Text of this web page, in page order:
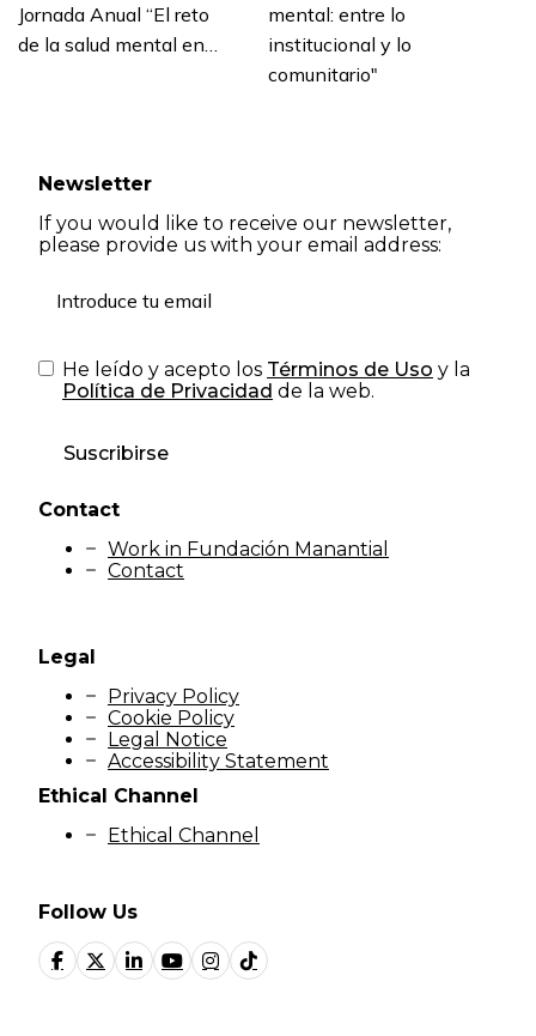
Jornada Anual “El reto
de la salud mental en…
mental: entre lo
institucional y lo
comunitario"
Newsletter
If you would like to receive our newsletter,
please provide us with your email address:
He leído y acepto los Términos de Uso y la
Política de Privacidad de la web.
Suscribirse
Contact
Work in Fundación Manantial
Contact
Legal
Privacy Policy
Cookie Policy
Legal Notice
Accessibility Statement
Follow Us
Ethical Channel
Ethical Channel